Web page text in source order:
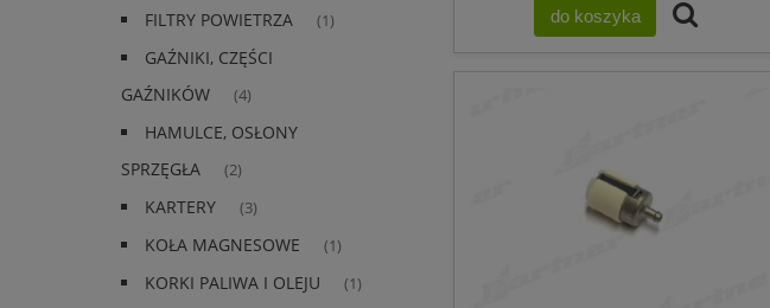
FILTRY POWIETRZA (1)
GAŹNIKI, CZĘŚCI
GAŹNIKÓW
(4)
HAMULCE, OSŁONY
SPRZĘGŁA
(2)
KARTERY (3)
KOŁA MAGNESOWE (1)
KORKI PALIWA I OLEJU (1)
do koszyka